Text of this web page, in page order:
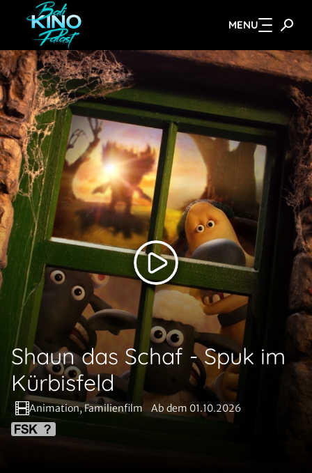
Zum Hauptinhalt springen MENU
Shaun das Schaf - Spuk im
Kürbisfeld
Animation, Familienfilm Ab dem 01.10.2026